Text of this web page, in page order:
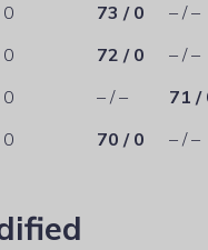
0 73 / 0
– / –
0 72 / 0
– / –
0 – / –
71 /
0 70 / 0 – / –